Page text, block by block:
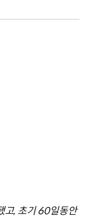
고, 초기 60일동안